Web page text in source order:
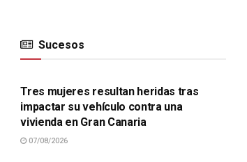
Sucesos
SUCESOS
Tres mujeres resultan heridas tras
impactar su vehículo contra una
vivienda en Gran Canaria
07/08/2026